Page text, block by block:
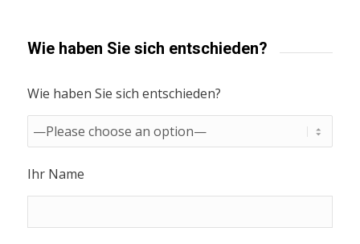
Wie haben Sie sich entschieden?
Wie haben Sie sich entschieden?
Ihr Name